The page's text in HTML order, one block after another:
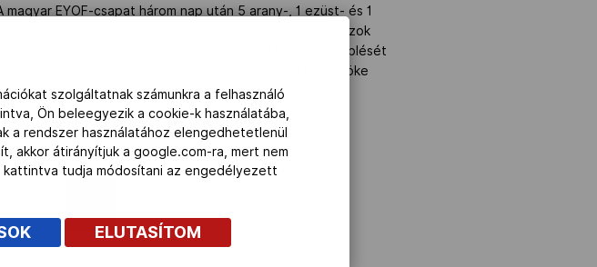
magyar EYOF-csapat három nap után 5 arany-, 1 ezüst- és 1
bronzéremmel vezeti az éremtáblázatot a házigazda olaszok
előtt, egyúttal ezzel minden idők legjobb téli EYOF-szereplését
produkálva. Gyulay Zsolt, a Magyar Olimpiai Bizottság elnöke
elégedett az eddig látottakkal.
szolgáltatnak számunkra a felhasználó
Ön beleegyezik a cookie-k használatába,
a rendszer használatához elengedhetetlenül
akkor átirányítjuk a google.com-ra, mert nem
kattintva tudja módosítani az engedélyezett
ELUTASÍTOM